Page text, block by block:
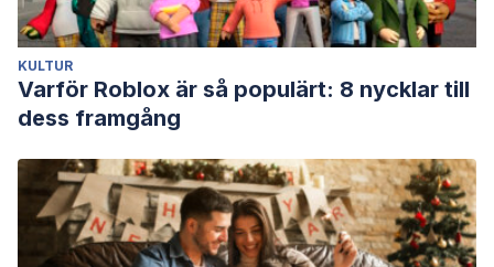
Stanford, CA: Stanford University Press.
KULTUR
Varför Roblox är så populärt: 8 nycklar till
dess framgång